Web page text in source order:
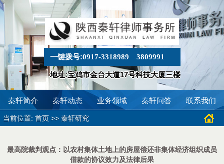
一键拨号:0917-3318989 3809991
地址:宝鸡市金台大道17号科技大厦三楼
秦轩简介 秦轩动态 业务领域 秦轩问答 联系我们
当前位置: 首页 >> 秦轩研究
最高院裁判观点：以农村集体土地上的房屋偿还非集体经济组织成员
借款的协议效力及法律后果